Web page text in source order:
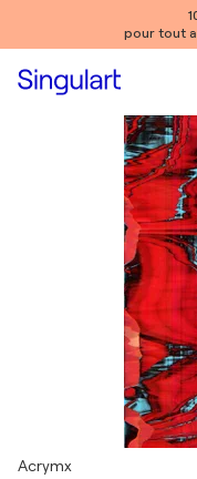
pour tout
Acrymx